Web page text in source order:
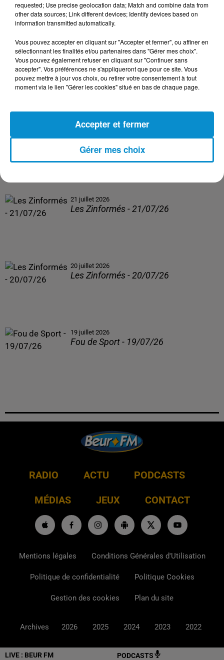
LIVE : BEUR FM PODCASTS
Les Zinformés - 24/07/26
23 juillet 2026
Les Zinformés - 23/07/26
21 juillet 2026
Les Zinformés - 21/07/26
20 juillet 2026
Les Zinformés - 20/07/26
19 juillet 2026
Fou de Sport - 19/07/26
RADIO ACTU PODCASTS
MÉDIAS JEUX CONTACT
Mentions légales Conditions Générales d'Utilisation
Politique de confidentialité Politique Cookies
Gestion des cookies Plan du site
Archives 2026 2025 2024 2023 2022
requested; Use precise geolocation data; Match and combine data from
other data sources; Link different devices; Identify devices based on
information transmitted automatically.
Vous pouvez accepter en cliquant sur "Accepter et fermer", ou affiner en
sélectionnant les finalités et/ou partenaires dans "Gérer mes choix".
Vous pouvez également refuser en cliquant sur "Continuer sans
accepter". Vos préférences ne s'appliqueront que pour ce site. Vous
pouvez mettre à jour vos choix, ou retirer votre consentement à tout
moment via le lien "Gérer les cookies" situé en bas de chaque page.
Gérer mes choix
Accepter et fermer